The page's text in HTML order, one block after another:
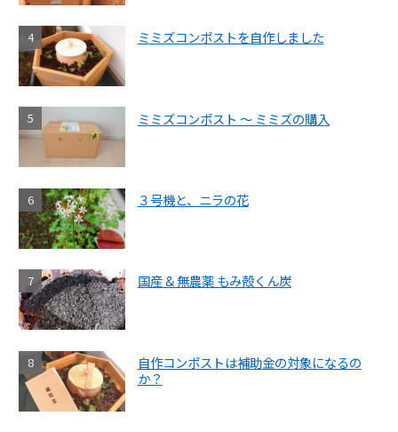
ミミズコンポストを自作しました
ミミズコンポスト ～ ミミズの購入
３号機と、ニラの花
国産 & 無農薬 もみ殻くん炭
自作コンポストは補助金の対象になるの
か？